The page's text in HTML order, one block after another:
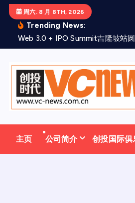
文
周六. 8 月 8TH, 2026
Trending News:
Web 3.0 + IPO Summit吉隆坡站圆
主页 公司简介 创投国际俱